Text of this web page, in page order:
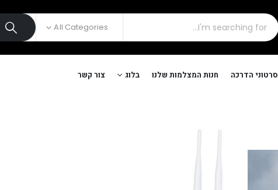
All Categories
סרטוני הדרכה חנות המצלמות שלנו בלוג צור קשר